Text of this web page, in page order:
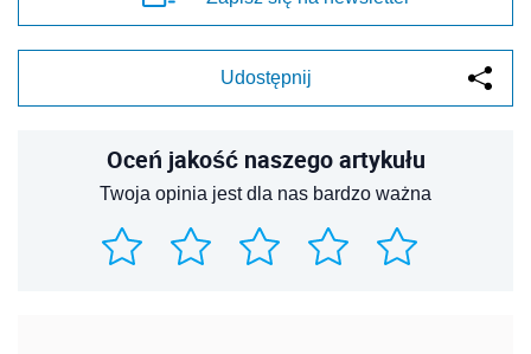
Udostępnij
Oceń jakość naszego artykułu
Twoja opinia jest dla nas bardzo ważna